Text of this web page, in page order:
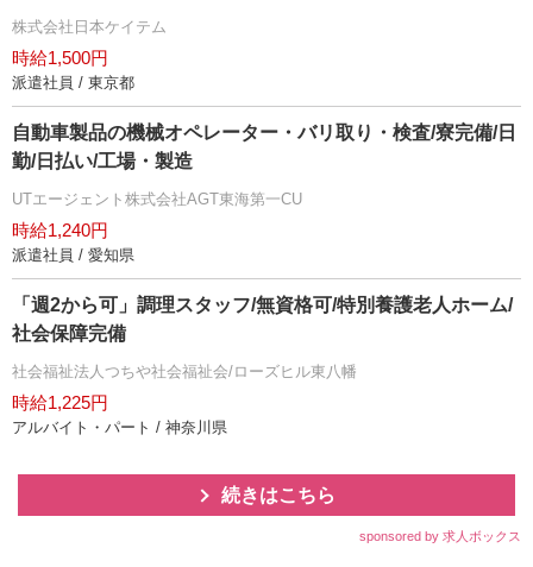
株式会社日本ケイテム
時給1,500円
派遣社員 / 東京都
自動車製品の機械オペレーター・バリ取り・検査/寮完備/日
勤/日払い/工場・製造
UTエージェント株式会社AGT東海第一CU
時給1,240円
派遣社員 / 愛知県
「週2から可」調理スタッフ/無資格可/特別養護老人ホーム/
社会保障完備
社会福祉法人つちや社会福祉会/ローズヒル東八幡
時給1,225円
アルバイト・パート / 神奈川県
続きはこちら
sponsored by 求人ボックス